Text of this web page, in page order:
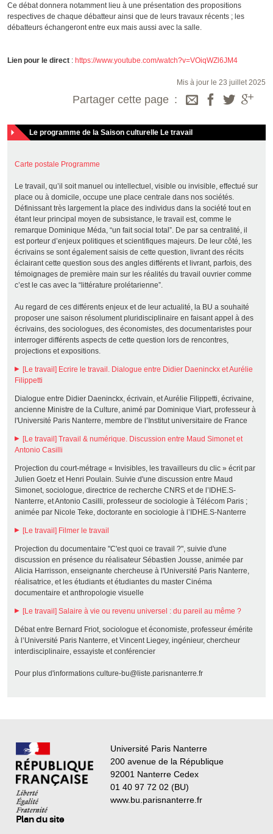
Ce débat donnera notamment lieu à une présentation des propositions
respectives de chaque débatteur ainsi que de leurs travaux récents ; les
débatteurs échangeront entre eux mais aussi avec la salle.
Lien pour le direct : https://www.youtube.com/watch?v=VOiqWZl6JM4
Mis à jour le 23 juillet 2025
Partager cette page
Le programme de la Saison culturelle Le travail
Carte postale Programme
Le travail, qu’il soit manuel ou intellectuel, visible ou invisible, effectué sur
place ou à domicile, occupe une place centrale dans nos sociétés.
Définissant très largement la place des individus dans la société tout en
étant leur principal moyen de subsistance, le travail est, comme le
remarque Dominique Méda, “un fait social total”. De par sa centralité, il
est porteur d’enjeux politiques et scientifiques majeurs. De leur côté, les
écrivains se sont également saisis de cette question, livrant des récits
éclairant cette question sous des angles différents et livrant, parfois, des
témoignages de première main sur les réalités du travail ouvrier comme
c’est le cas avec la “littérature prolétarienne”.
Au regard de ces différents enjeux et de leur actualité, la BU a souhaité
proposer une saison résolument pluridisciplinaire en faisant appel à des
écrivains, des sociologues, des économistes, des documentaristes pour
interroger différents aspects de cette question lors de rencontres,
projections et expositions.
[Le travail] Ecrire le travail. Dialogue entre Didier Daeninckx et Aurélie
Filippetti
Dialogue entre Didier Daeninckx, écrivain, et Aurélie Filippetti, écrivaine,
ancienne Ministre de la Culture, animé par Dominique Viart, professeur à
l'Université Paris Nanterre, membre de l’Institut universitaire de France
[Le travail] Travail & numérique. Discussion entre Maud Simonet et
Antonio Casilli
Projection du court-métrage « Invisibles, les travailleurs du clic » écrit par
Julien Goetz et Henri Poulain. Suivie d'une discussion entre Maud
Simonet, sociologue, directrice de recherche CNRS et de l’IDHE.S-
Nanterre, et Antonio Casilli, professeur de sociologie à Télécom Paris ;
animée par Nicole Teke, doctorante en sociologie à l’IDHE.S-Nanterre
[Le travail] Filmer le travail
Projection du documentaire "C'est quoi ce travail ?", suivie d'une
discussion en présence du réalisateur Sébastien Jousse, animée par
Alicia Harrisson, enseignante chercheuse à l'Université Paris Nanterre,
réalisatrice, et les étudiants et étudiantes du master Cinéma
documentaire et anthropologie visuelle
[Le travail] Salaire à vie ou revenu universel : du pareil au même ?
Débat entre Bernard Friot, sociologue et économiste, professeur émérite
à l’Université Paris Nanterre, et Vincent Liegey, ingénieur, chercheur
interdisciplinaire, essayiste et conférencier
Pour plus d'informations culture-bu@liste.parisnanterre.fr
Université Paris Nanterre
200 avenue de la République
92001 Nanterre Cedex
01 40 97 72 02 (BU)
www.bu.parisnanterre.fr
Plan du site